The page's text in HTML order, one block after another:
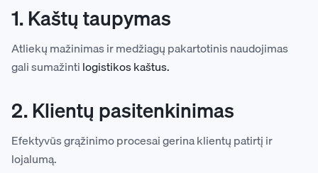
1. Kaštų taupymas
Atliekų mažinimas ir medžiagų pakartotinis naudojimas
gali sumažintilogistikos kaštus.
2. Klientų pasitenkinimas
Efektyvūs grąžinimo procesai gerina klientų patirtį ir
lojalumą.